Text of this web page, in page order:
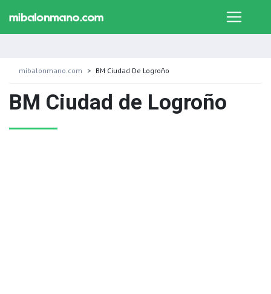
mibalonmano.com BM Ciudad De Logroño
BM Ciudad de Logroño